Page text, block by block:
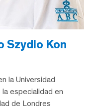
Szydlo Kon
la Universidad
especialidad en
de Londres